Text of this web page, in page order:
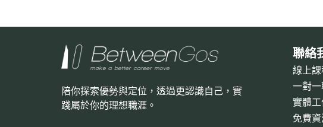
陪你探索優勢與定位，透過更認識自己，實
踐屬於你的理想職涯。
聯絡
線上
一對
實體
免費